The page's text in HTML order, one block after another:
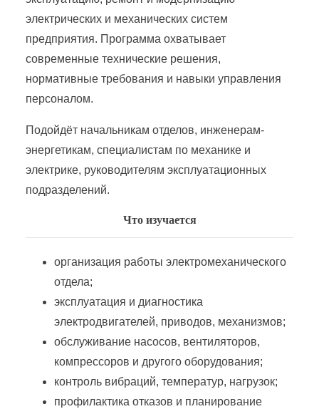
Работник по оперативному управлению малыми гидроэлектростанциями
Работник по организации эксплуатации электротехнического оборудования тепловой электростанции
Работник района электрических сетей
Реализации электрической энергии
Снабжение энергетических предприятий (организаций)
электрических и механических систем
предприятия. Программа охватывает
современные технические решения,
нормативные требования и навыки управления
персоналом.
Подойдёт начальникам отделов, инженерам-
энергетикам, специалистам по механике и
электрике, руководителям эксплуатационных
подразделений.
Что изучается
организация работы электромеханического
отдела;
эксплуатация и диагностика
электродвигателей, приводов, механизмов;
обслуживание насосов, вентиляторов,
компрессоров и другого оборудования;
контроль вибраций, температур, нагрузок;
профилактика отказов и планирование